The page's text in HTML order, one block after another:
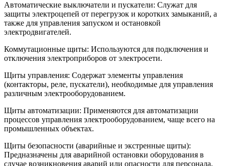
Автоматические выключатели и пускатели: Служат для
защиты электроцепей от перегрузок и коротких замыканий, а
также для управления запуском и остановкой
электродвигателей.
Коммутационные щиты: Используются для подключения и
отключения электроприборов от электросети.
Щиты управления: Содержат элементы управления
(контакторы, реле, пускатели), необходимые для управления
различным электрооборудованием.
Щиты автоматизации: Применяются для автоматизации
процессов управления электрооборудованием, чаще всего на
промышленных объектах.
Щиты безопасности (аварийные и экстренные щиты):
Предназначены для аварийной остановки оборудования в
случае возникновения аварий или опасности для персонала.